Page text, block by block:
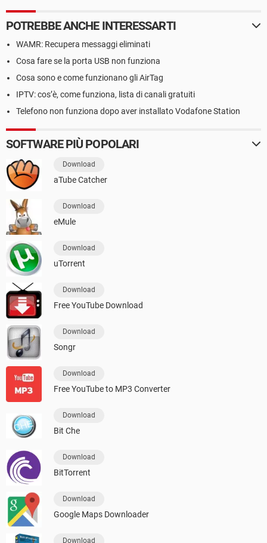
POTREBBE ANCHE INTERESSARTI
WAMR: Recupera messaggi eliminati
Cosa fare se la porta USB non funziona
Cosa sono e come funzionano gli AirTag
IPTV: cos’è, come funziona, lista di canali gratuiti
Telefono non funziona dopo aver installato Vodafone Station
SOFTWARE PIÙ POPOLARI
Download
aTube Catcher
Download
eMule
Download
uTorrent
Download
Free YouTube Download
Download
Songr
Download
Free YouTube to MP3 Converter
Download
Bit Che
Download
BitTorrent
Download
Google Maps Downloader
Download